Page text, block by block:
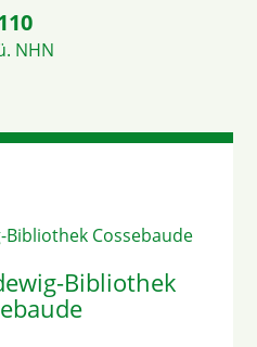
NHN
Bibliothek